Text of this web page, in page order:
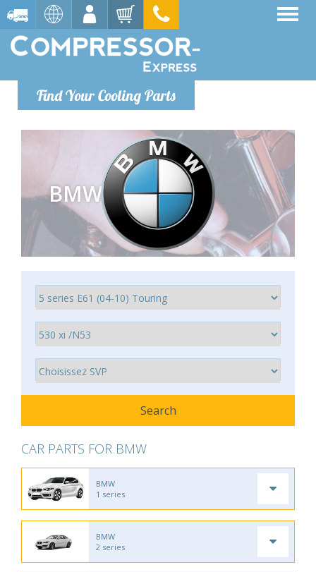
Find Your Cooling Parts
BMW
CAR PARTS FOR BMW
BMW
1 series
BMW
2 series